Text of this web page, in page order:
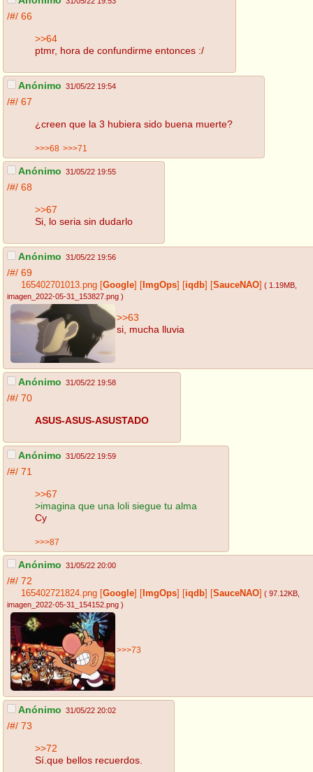
/#/ 66
>>64
ptmr, hora de confundirme entonces :/
Anónimo 31/05/22 19:54
/#/ 67
¿creen que la 3 hubiera sido buena muerte?
>>>68 >>>71
Anónimo 31/05/22 19:55
/#/ 68
>>67
Si, lo seria sin dudarlo
Anónimo 31/05/22 19:56
/#/ 69
165402701013.png Google ImgOps iqdb SauceNAO ( 1.19MB
imagen_2022-05-31_153827.png )
>>63
si, mucha lluvia
Anónimo 31/05/22 19:58
/#/ 70
ASUS-ASUS-ASUSTADO
Anónimo 31/05/22 19:59
/#/ 71
>>67
>imagina que una loli siegue tu alma
Cy
>>>87
Anónimo 31/05/22 20:00
/#/ 72
165402721824.png Google ImgOps iqdb SauceNAO ( 97.12KB
imagen_2022-05-31_154152.png )
>>>73
Anónimo 31/05/22 20:02
/#/ 73
>>72
Sí.que bellos recuerdos.